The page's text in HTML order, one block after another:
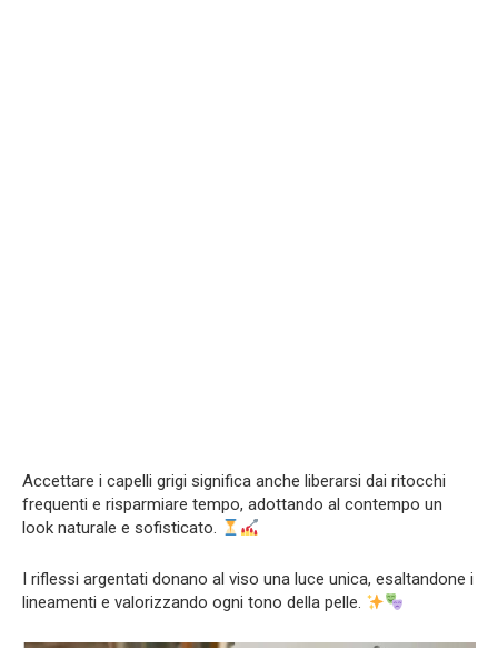
Accettare i capelli grigi significa anche liberarsi dai ritocchi
frequenti e risparmiare tempo, adottando al contempo un
look naturale e sofisticato.
I riflessi argentati donano al viso una luce unica, esaltandone i
lineamenti e valorizzando ogni tono della pelle.